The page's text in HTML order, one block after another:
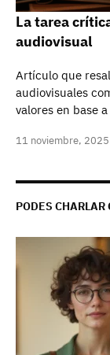
La tarea
audiovisual
Artículo que
audiovisuales
valores en base
11 noviembre, 2025
PODES